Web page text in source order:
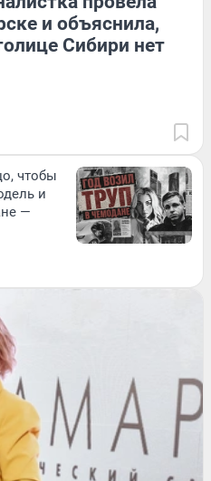
и объяснила,
Сибири нет
чтобы
и
—